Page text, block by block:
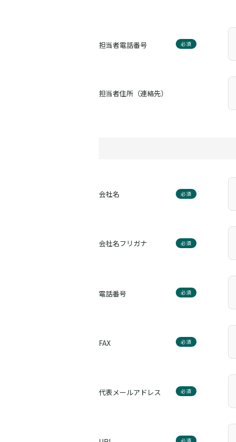
担当者電話番号 必須
担当者住所（連絡先）
会社名 必須
会社名フリガナ 必須
電話番号 必須
FAX 必須
代表メールアドレス 必須
必須